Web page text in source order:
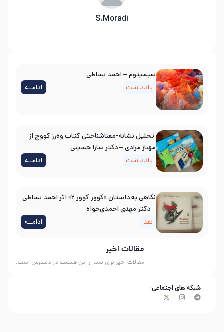
S.Moradi
مقالات اخیر
مقالات اخیر برای شما از این قسمت در دسترس است.
سیمپتوم – احمد بساطی
یادداشت
ادامــه
تحلیل نشانه-معناشناختی کتاب وه‌رز کووچ از
مهناز مرادی – دکتر سارا حسینی
یادداشت
ادامــه
نگاهی به داستان «کوور کوور ۲» اثر احمد بساطی
– دکتر مهدی احمدی‌خواه
نقد
ادامــه
شبکه های اجتماعی: